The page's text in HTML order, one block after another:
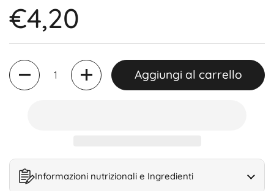
Ogni 6 settimane (15% di sconto)
€4,20
Quantità
Aggiungi al carrello
Informazioni nutrizionali e Ingredienti